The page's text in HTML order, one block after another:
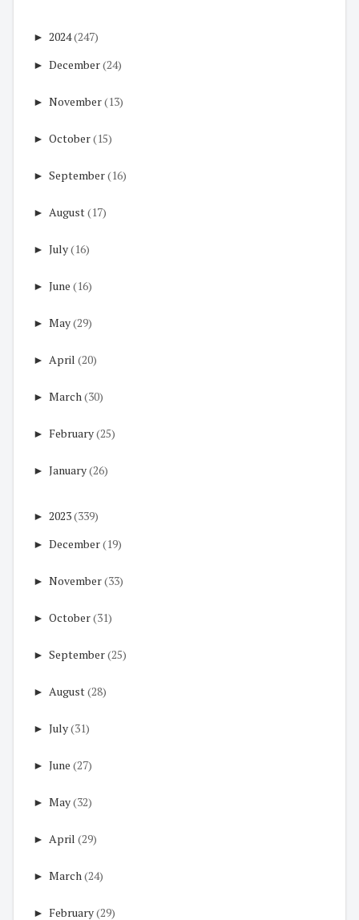
► 2024(247)
► December(24)
► November(13)
► October(15)
► September(16)
► August(17)
► July(16)
► June (16)
► May(29)
► April (20)
► March(30)
► February(25)
► January(26)
► 2023(339)
► December(19)
► November(33)
► October(31)
► September(25)
► August(28)
► July(31)
► June (27)
► May(32)
► April (29)
► March(24)
► February(29)